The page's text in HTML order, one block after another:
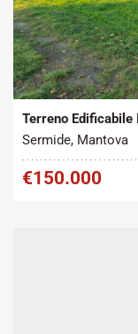
Tipo contratto:
Vendita
Terreno Edificabile
Sermide, Mantova
€150.000